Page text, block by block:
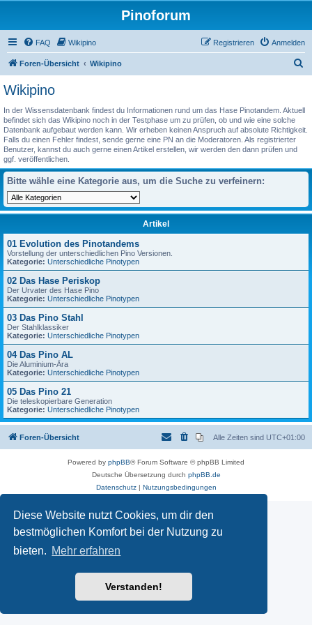
Diese Website nutzt Cookies, um dir den
bestmöglichen Komfort bei der Nutzung zu
bieten. Mehr erfahren
Verstanden!
Pinoforum
FAQ Wikipino Anmelden
Registrieren
Foren-Übersicht Wikipino
h
e
Wikipino
In der Wissensdatenbank findest du Informationen rund um das Hase Pinotandem. Aktuell
befindet sich das Wikipino noch in der Testphase um zu prüfen, ob und wie eine solche
Datenbank aufgebaut werden kann. Wir erheben keinen Anspruch auf absolute Richtigkeit.
Falls du einen Fehler findest, sende gerne eine PN an die Moderatoren. Als registrierter
Benutzer, kannst du auch gerne einen Artikel erstellen, wir werden den dann prüfen und
ggf. veröffentlichen.
Bitte wähle eine Kategorie aus, um die Suche zu verfeinern:
Artikel
01 Evolution des Pinotandems
Vorstellung der unterschiedlichen Pino Versionen.
Kategorie: Unterschiedliche Pinotypen
02 Das Hase Periskop
Der Urvater des Hase Pino
Kategorie: Unterschiedliche Pinotypen
03 Das Pino Stahl
Der Stahlklassiker
Kategorie: Unterschiedliche Pinotypen
04 Das Pino AL
Die Aluminium-Ära
Kategorie: Unterschiedliche Pinotypen
05 Das Pino 21
Die teleskopierbare Generation
Kategorie: Unterschiedliche Pinotypen
Foren-Übersicht Alle Zeiten sind UTC+01:00
Powered by phpBB® Forum Software © phpBB Limited
Deutsche Übersetzung durch phpBB.de
Datenschutz| Nutzungsbedingungen